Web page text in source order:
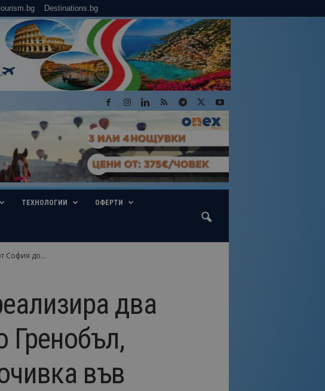
Destinations.bg
ТЕХНОЛОГИИ ОФЕРТИ
София до...
два
Гренобъл,
във